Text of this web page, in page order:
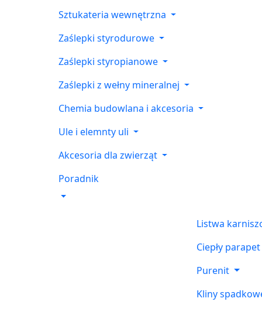
Sztukateria wewnętrzna
Zaślepki styrodurowe
Zaślepki styropianowe
Zaślepki z wełny mineralnej
Chemia budowlana i akcesoria
Ule i elemnty uli
Akcesoria dla zwierząt
Poradnik
Listwa
Ciepły parapet
Purenit
Kliny